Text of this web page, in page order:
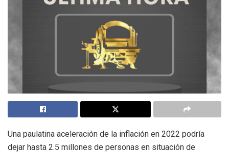
Una paulatina aceleración de la inflación en 2022 podría
dejar hasta 2.5 millones de personas en situación de